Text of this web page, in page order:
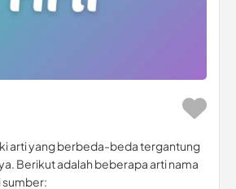
arti yang berbeda-beda tergantung
Berikut adalah beberapa arti nama
sumber: